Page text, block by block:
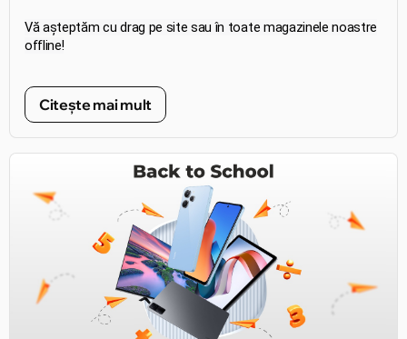
Vă așteptăm cu drag pe site sau în toate magazinele noastre
offline!
Citește mai mult